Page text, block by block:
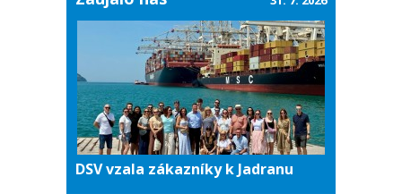
DSV vzala zákazníky k Jadranu